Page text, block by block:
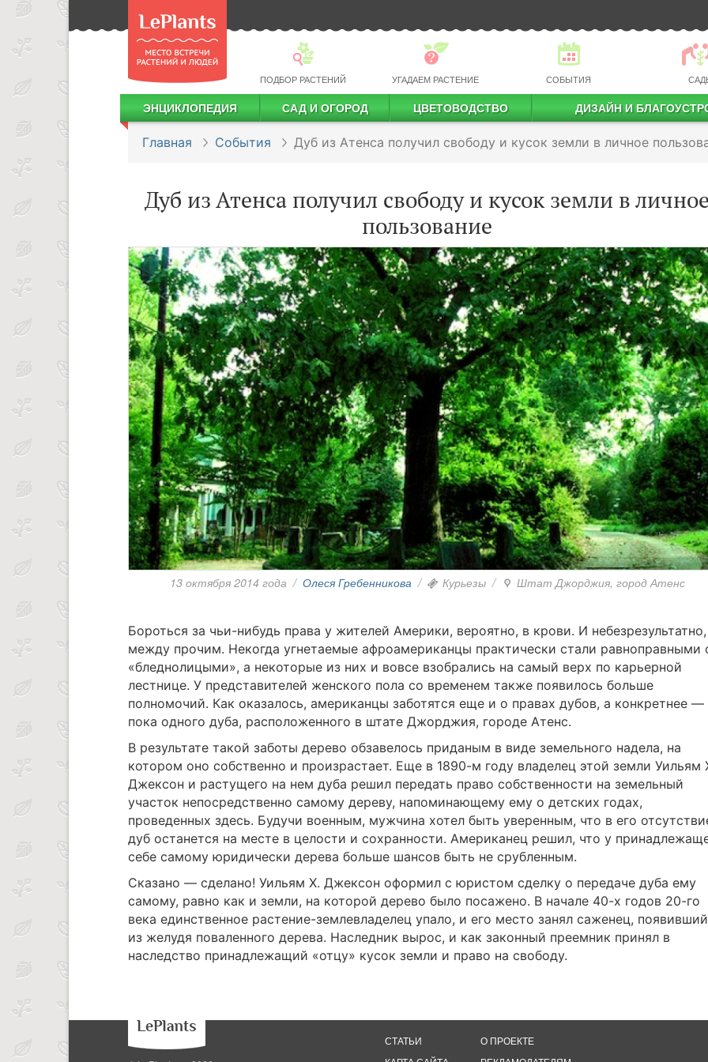
ПОДБОР РАСТЕНИЙ УГАДАЕМ РАСТЕНИЕ СОБЫТИЯ
ЭНЦИКЛОПЕДИЯ САД И ОГОРОД ЦВЕТОВОДСТВО ДИЗАЙН И
Главная События Дуб из Атенса получил свободу и кусок земли в личное
Дуб из Атенса получил свободу и кусок земли в
пользование
13 октября 2014 года / Олеся Гребенникова / Курьезы / Штат Джорджия, город Атенс
Бороться за чьи-нибудь права у жителей Америки, вероятно, в крови. И небезрезультатно,
между прочим. Некогда угнетаемые афроамериканцы практически стали равноправными
«бледнолицыми», а некоторые из них и вовсе взобрались на самый верх по карьерной
лестнице. У представителей женского пола со временем также появилось больше
полномочий. Как оказалось, американцы заботятся еще и о правах дубов, а конкретнее —
пока одного дуба, расположенного в штате Джорджия, городе Атенс.
В результате такой заботы дерево обзавелось приданым в виде земельного надела, на
котором оно собственно и произрастает. Еще в 1890-м году владелец этой земли Уильям
Джексон и растущего на нем дуба решил передать право собственности на земельный
участок непосредственно самому дереву, напоминающему ему о детских годах,
проведенных здесь. Будучи военным, мужчина хотел быть уверенным, что в его
дуб останется на месте в целости и сохранности. Американец решил, что у
себе самому юридически дерева больше шансов быть не срубленным.
Сказано — сделано! Уильям Х. Джексон оформил с юристом сделку о передаче дуба ему
самому, равно как и земли, на которой дерево было посажено. В начале 40-х годов 20-го
века единственное растение-землевладелец упало, и его место занял саженец,
из желудя поваленного дерева. Наследник вырос, и как законный преемник принял в
наследство принадлежащий «отцу» кусок земли и право на свободу.
СТАТЬИ
О ПРОЕКТЕ